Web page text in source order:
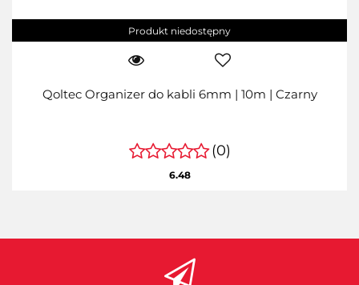
Produkt niedostępny
Qoltec Organizer do kabli 6mm | 10m | Czarny
(0)
6.48